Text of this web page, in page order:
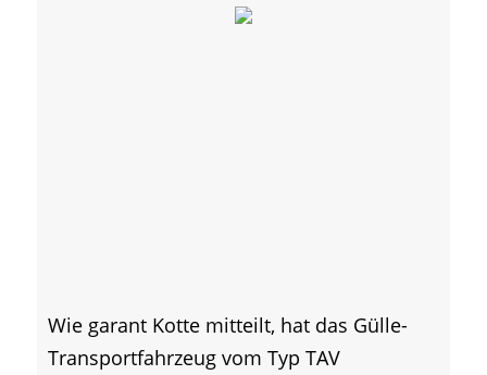
Wie garant Kotte mitteilt, hat das Gülle-
Transportfahrzeug vom Typ TAV